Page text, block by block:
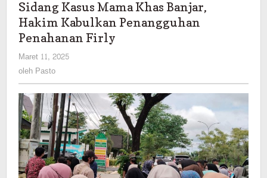
Banjar,
Hakim
Sidang Kasus Mama Khas Banjar,
Hakim Kabulkan Penangguhan
Penahanan Firly
Maret 11, 2025
oleh Pasto